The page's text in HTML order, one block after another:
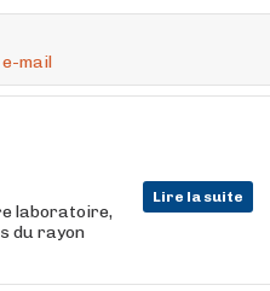
mail
Lire la suite
laboratoire,
du rayon